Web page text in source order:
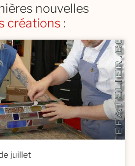
nouvelles
créations
juillet